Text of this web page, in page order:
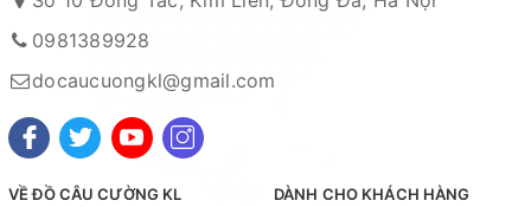
- Zalo OA:https://zalo.me/4190676579548541614
Hà Nội
Xem bản đồ chỉ dẫn đường đi
Chuyên sỉ lẻ toàn quốc - Giao hàng toàn quốc - Nhận
0981389928
docaucuongkl@gmail.com
VỀ ĐỒ CÂU CƯỜNG KL DÀNH CHO KHÁCH HÀNG